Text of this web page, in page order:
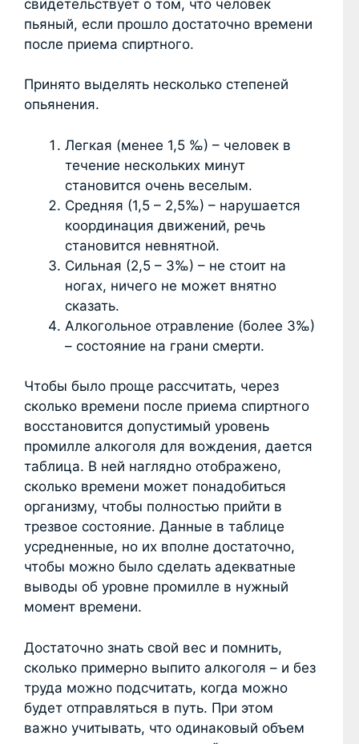
свидетельствует о том, что человек
пьяный, если прошло достаточно времени
после приема спиртного.
Принято выделять несколько степеней
опьянения.
Легкая (менее 1,5 ‰) – человек в
течение нескольких минут
становится очень веселым.
Средняя (1,5 – 2,5‰) – нарушается
координация движений, речь
становится невнятной.
Сильная (2,5 – 3‰) – не стоит на
ногах, ничего не может внятно
сказать.
Алкогольное отравление (более 3‰)
– состояние на грани смерти.
Чтобы было проще рассчитать, через
сколько времени после приема спиртного
восстановится допустимый уровень
промилле алкоголя для вождения, дается
таблица. В ней наглядно отображено,
сколько времени может понадобиться
организму, чтобы полностью прийти в
трезвое состояние. Данные в таблице
усредненные, но их вполне достаточно,
чтобы можно было сделать адекватные
выводы об уровне промилле в нужный
момент времени.
Достаточно знать свой вес и помнить,
сколько примерно выпито алкоголя – и без
труда можно подсчитать, когда можно
будет отправляться в путь. При этом
важно учитывать, что одинаковый объем